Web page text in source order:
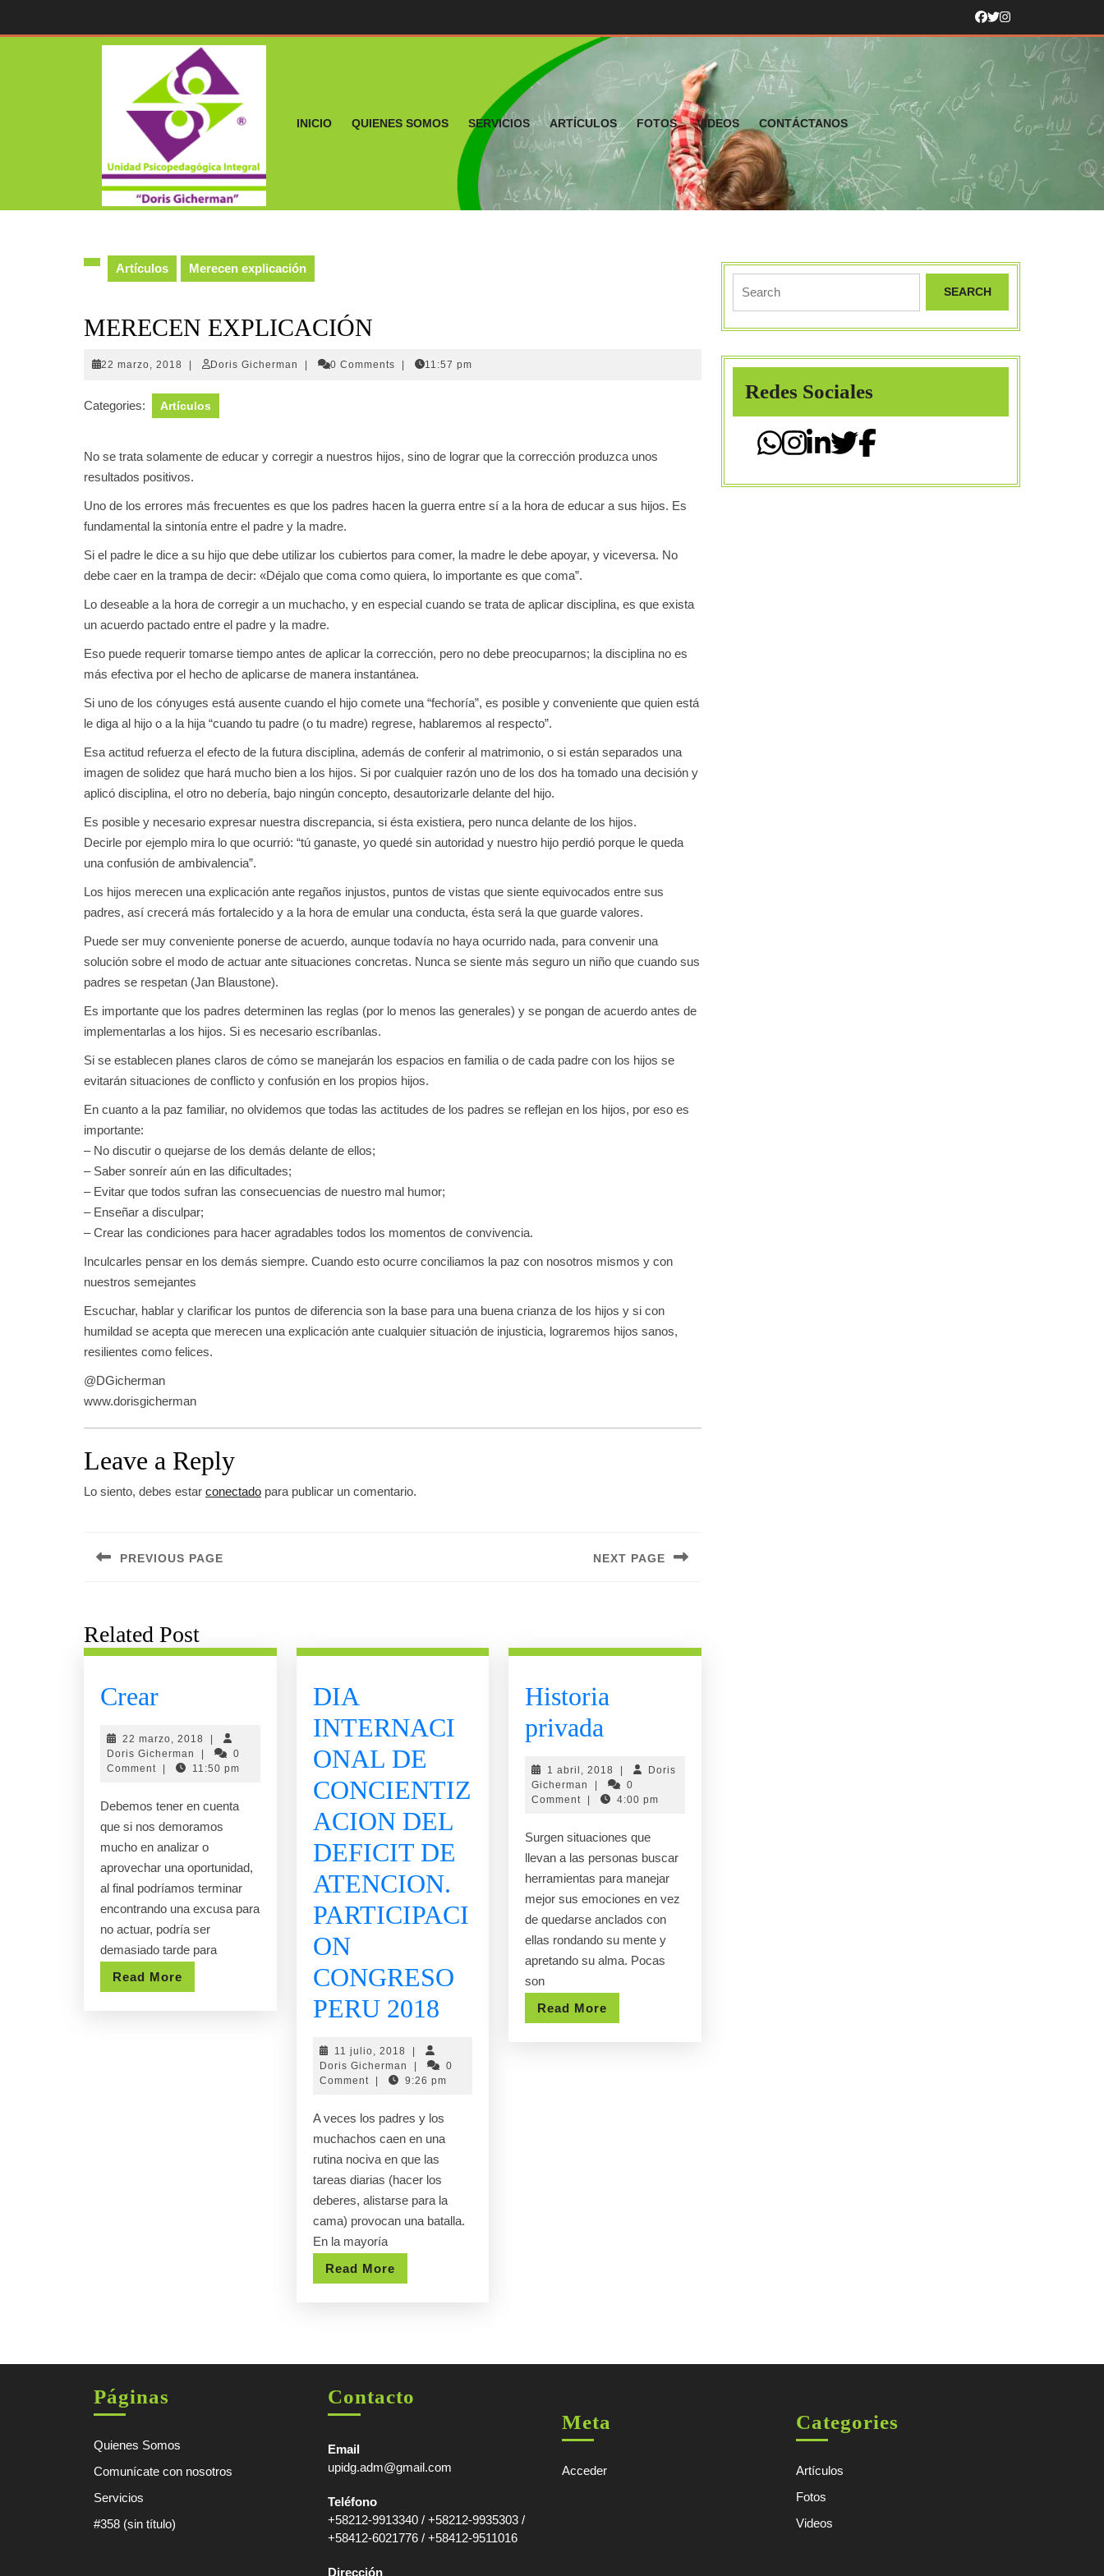
INICIO QUIENES SOMOS SERVICIOS ARTÍCULOS FOTOS VIDEOS CONTÁCTANOS
Artículos Merecen explicación
MERECEN EXPLICACIÓN
22 marzo, 2018 22
2018
| Doris Gicherman Doris
| 0 Comments | 11:57 pm
Categories: Artículos
No se trata solamente de educar y corregir a nuestros hijos, sino de lograr que la corrección produzca unos
resultados positivos.
Uno de los errores más frecuentes es que los padres hacen la guerra entre sí a la hora de educar a sus hijos. Es
fundamental la sintonía entre el padre y la madre.
Si el padre le dice a su hijo que debe utilizar los cubiertos para comer, la madre le debe apoyar, y viceversa. No
debe caer en la trampa de decir: «Déjalo que coma como quiera, lo importante es que coma”.
Lo deseable a la hora de corregir a un muchacho, y en especial cuando se trata de aplicar disciplina, es que exista
un acuerdo pactado entre el padre y la madre.
Eso puede requerir tomarse tiempo antes de aplicar la corrección, pero no debe preocuparnos; la disciplina no es
más efectiva por el hecho de aplicarse de manera instantánea.
Si uno de los cónyuges está ausente cuando el hijo comete una “fechoría”, es posible y conveniente que quien está
le diga al hijo o a la hija “cuando tu padre (o tu madre) regrese, hablaremos al respecto”.
Esa actitud refuerza el efecto de la futura disciplina, además de conferir al matrimonio, o si están separados una
imagen de solidez que hará mucho bien a los hijos. Si por cualquier razón uno de los dos ha tomado una decisión y
aplicó disciplina, el otro no debería, bajo ningún concepto, desautorizarle delante del hijo.
Es posible y necesario expresar nuestra discrepancia, si ésta existiera, pero nunca delante de los hijos.
Decirle por ejemplo mira lo que ocurrió: “tú ganaste, yo quedé sin autoridad y nuestro hijo perdió porque le queda
una confusión de ambivalencia”.
Los hijos merecen una explicación ante regaños injustos, puntos de vistas que siente equivocados entre sus
padres, así crecerá más fortalecido y a la hora de emular una conducta, ésta será la que guarde valores.
Puede ser muy conveniente ponerse de acuerdo, aunque todavía no haya ocurrido nada, para convenir una
solución sobre el modo de actuar ante situaciones concretas. Nunca se siente más seguro un niño que cuando sus
padres se respetan (Jan Blaustone).
Es importante que los padres determinen las reglas (por lo menos las generales) y se pongan de acuerdo antes de
implementarlas a los hijos. Si es necesario escríbanlas.
Si se establecen planes claros de cómo se manejarán los espacios en familia o de cada padre con los hijos se
evitarán situaciones de conflicto y confusión en los propios hijos.
En cuanto a la paz familiar, no olvidemos que todas las actitudes de los padres se reflejan en los hijos, por eso es
importante:
– No discutir o quejarse de los demás delante de ellos;
– Saber sonreír aún en las dificultades;
– Evitar que todos sufran las consecuencias de nuestro mal humor;
– Enseñar a disculpar;
– Crear las condiciones para hacer agradables todos los momentos de convivencia.
Inculcarles pensar en los demás siempre. Cuando esto ocurre conciliamos la paz con nosotros mismos y con
nuestros semejantes
Escuchar, hablar y clarificar los puntos de diferencia son la base para una buena crianza de los hijos y si con
humildad se acepta que merecen una explicación ante cualquier situación de injusticia, lograremos hijos sanos,
resilientes como felices.
@DGicherman
www.dorisgicherman
Leave a Reply
Lo siento, debes estar conectado para publicar un comentario.
de
PREVIOUS PAGE NEXT PAGE
Related Post
CrearCrear
22 marzo, 2018 22
marzo,
2018
|
Doris Gicherman Doris
Gicherman
|
0
Comment
| 11:50 pm
Debemos tener en cuenta
que si nos demoramos
mucho en analizar o
aprovechar una oportunidad,
al final podríamos terminar
encontrando una excusa para
no actuar, podría ser
demasiado tarde para
Read More
More
DIA
INTERNACI
ONAL DE
CONCIENTIZ
ACION DEL
DEFICIT DE
ATENCION.
PARTICIPACI
ON
CONGRESO
PERU 2018DIA
DE
DEL
DEFICIT
DE
ATENCION.
11 julio, 2018 11
julio,
2018
|
Doris Gicherman Doris
Gicherman
|
0
Comment
| 9:26 pm
A veces los padres y los
muchachos caen en una
rutina nociva en que las
tareas diarias (hacer los
deberes, alistarse para la
cama) provocan una batalla.
En la mayoría
Read MoreRead
More
Historia
privada
privada
1 abril, 2018
abril,
2018
|
Doris
Gicherman Doris
Gicherman
|
0
Comment
| 4:00 pm
Surgen situaciones que
llevan a las personas buscar
herramientas para manejar
mejor sus emociones en vez
de quedarse anclados con
ellas rondando su mente y
apretando su alma. Pocas
son
Read More
More
for:
Redes Sociales
Páginas
Quienes Somos
Comunícate con nosotros
Servicios
#358 (sin título)
Contacto
Email
upidg.adm@gmail.com
Teléfono
+58212-9913340 / +58212-9935303 /
+58412-6021776 / +58412-9511016
Dirección
Meta
Acceder
Categories
Artículos
Fotos
Videos